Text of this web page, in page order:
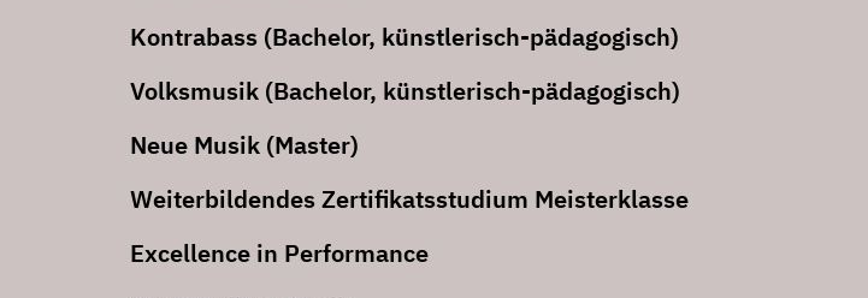
Kontrabass (Bachelor, künstlerisch-pädagogisch)
Volksmusik (Bachelor, künstlerisch-pädagogisch)
Neue Musik (Master)
Weiterbildendes Zertifikatsstudium Meisterklasse
Excellence in Performance